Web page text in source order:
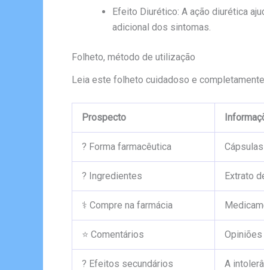
Efeito Diurético: A ação diurética
adicional dos sintomas.
Folheto, método de utilização
Leia este folheto cuidadoso e
Prospecto
? Forma farmacêutica Cápsulas
? Ingredientes Extrato
⚕️ Compre na farmácia
⭐ Comentários
? Efeitos secundários A